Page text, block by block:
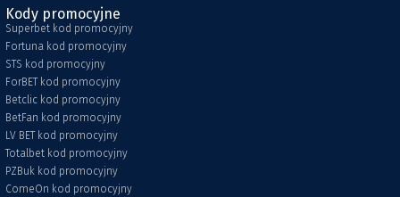
Kody promocyjne
Superbet kod promocyjny
Fortuna kod promocyjny
STS kod promocyjny
ForBET kod promocyjny
Betclic kod promocyjny
BetFan kod promocyjny
LV BET kod promocyjny
Totalbet kod promocyjny
PZBuk kod promocyjny
ComeOn kod promocyjny